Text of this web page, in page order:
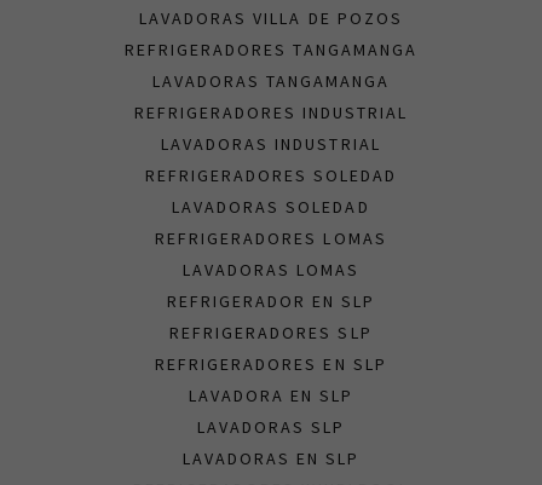
LAVADORAS VILLA DE POZOS
REFRIGERADORES TANGAMANGA
LAVADORAS TANGAMANGA
REFRIGERADORES INDUSTRIAL
LAVADORAS INDUSTRIAL
REFRIGERADORES SOLEDAD
LAVADORAS SOLEDAD
REFRIGERADORES LOMAS
LAVADORAS LOMAS
REFRIGERADOR EN SLP
REFRIGERADORES SLP
REFRIGERADORES EN SLP
LAVADORA EN SLP
LAVADORAS SLP
LAVADORAS EN SLP